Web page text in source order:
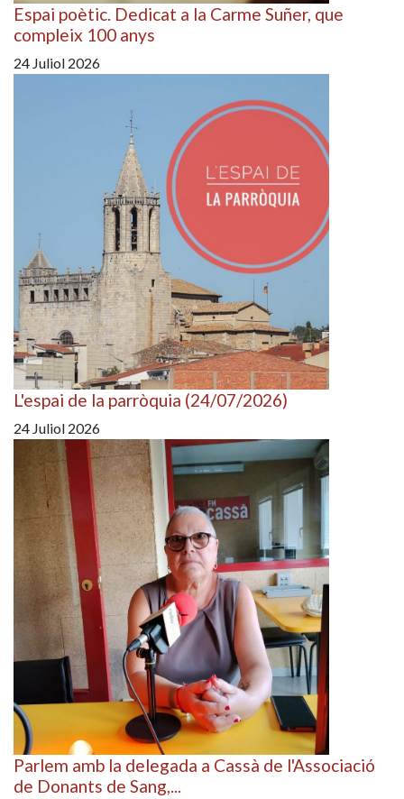
Espai poètic. Dedicat a la Carme Suñer, que
compleix 100 anys
24 Juliol 2026
L'espai de la parròquia (24/07/2026)
24 Juliol 2026
Parlem amb la delegada a Cassà de l'Associació
de Donants de Sang,...